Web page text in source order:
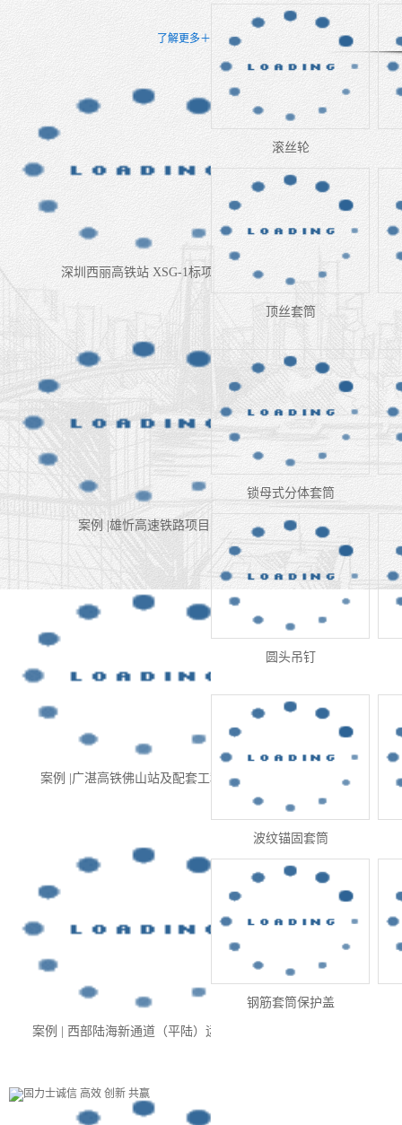
滚丝轮
冷挤压机
顶丝套筒
锁母式分体套筒
圆头吊钉
波纹锚固套筒
钢筋套筒保护盖
了解更多＋
固力士 服
务案例
深圳西丽高铁站 XSG-1标项目
案例 |雄忻高速铁路项目
案例 |广湛高铁佛山站及配套工程项目
案例 | 西部陆海新通道（平陆）运河项目